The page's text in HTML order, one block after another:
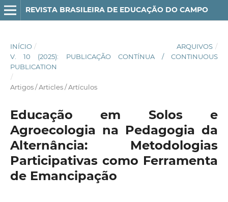
REVISTA BRASILEIRA DE EDUCAÇÃO DO CAMPO
INÍCIO / ARQUIVOS /
V. 10 (2025): PUBLICAÇÃO CONTÍNUA / CONTINUOUS
PUBLICATION
/
Artigos / Articles / Artículos
Educação em Solos e
Agroecologia na Pedagogia da
Alternância: Metodologias
Participativas como Ferramenta
de Emancipação